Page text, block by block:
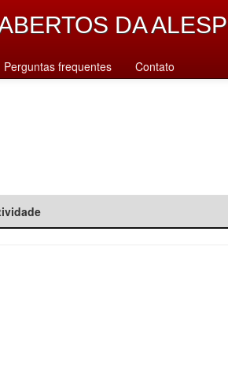
DA ALESP
Perguntas frequentes Contato